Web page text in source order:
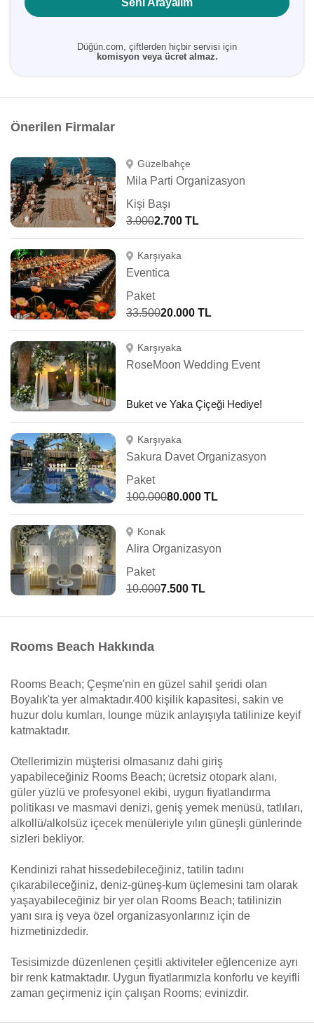
Seni Arayalım
Düğün.com, çiftlerden hiçbir servisi için
komisyon veya ücret almaz.
Önerilen Firmalar
Güzelbahçe
Mila Parti Organizasyon
Kişi Başı
3.0002.700 TL
Karşıyaka
Eventica
Paket
33.50020.000 TL
Karşıyaka
RoseMoon Wedding Event
Buket ve Yaka Çiçeği Hediye!
Karşıyaka
Sakura Davet Organizasyon
Paket
100.00080.000 TL
Konak
Alira Organizasyon
Paket
10.0007.500 TL
Rooms Beach Hakkında
Rooms Beach; Çeşme'nin en güzel sahil şeridi olan
Boyalık'ta yer almaktadır.400 kişilik kapasitesi, sakin ve
huzur dolu kumları, lounge müzik anlayışıyla tatilinize keyif
katmaktadır.
Otellerimizin müşterisi olmasanız dahi giriş
yapabileceğiniz Rooms Beach; ücretsiz otopark alanı,
güler yüzlü ve profesyonel ekibi, uygun fiyatlandırma
politikası ve masmavi denizi, geniş yemek menüsü, tatlıları,
alkollü/alkolsüz içecek menüleriyle yılın güneşli günlerinde
sizleri bekliyor.
Kendinizi rahat hissedebileceğiniz, tatilin tadını
çıkarabileceğiniz, deniz-güneş-kum üçlemesini tam olarak
yaşayabileceğiniz bir yer olan Rooms Beach; tatilinizin
yanı sıra iş veya özel organizasyonlarınız için de
hizmetinizdedir.
Tesisimizde düzenlenen çeşitli aktiviteler eğlencenize ayrı
bir renk katmaktadır. Uygun fiyatlarımızla konforlu ve keyifli
zaman geçirmeniz için çalışan Rooms; evinizdir.